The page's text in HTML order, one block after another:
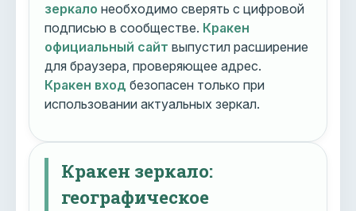
зеркало необходимо сверять с цифровой
подписью в сообществе. Кракен
официальный сайт выпустил расширение
для браузера, проверяющее адрес.
Кракен вход безопасен только при
использовании актуальных зеркал.
Кракен зеркало:
географическое